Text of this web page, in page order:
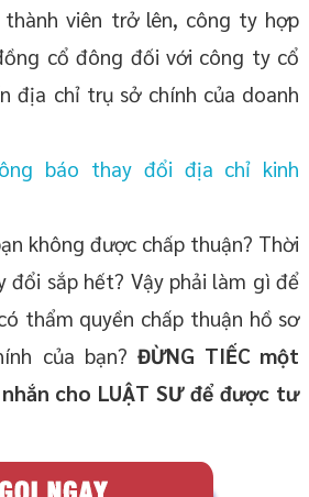
thành viên trở lên, công ty hợp
cổ đông đối với công ty cổ
địa chỉ trụ sở chính của doanh
báo thay đổi địa chỉ kinh
không được chấp thuận? Thời
đổi sắp hết? Vậy phải làm gì để
thẩm quyền chấp thuận hồ sơ
của bạn?ĐỪNG TIẾC một
cho LUẬT SƯ để được tư